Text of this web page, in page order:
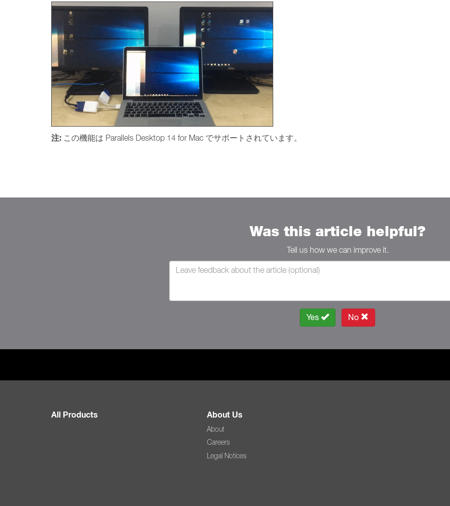
注: この機能は Parallels Desktop 14 for Mac でサポートされています。
Was this article helpful?
Tell us how we can improve it.
Yes No
All Products About Us
About
Careers
Legal Notices